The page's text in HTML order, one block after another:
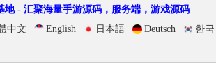
地 - 汇聚海量手游源码，服务端，游戏源码
中文 English 日本語 Deutsch 한